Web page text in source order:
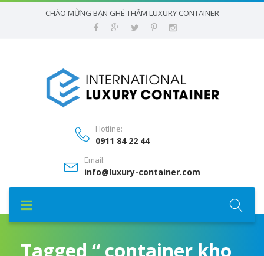
CHÀO MỪNG BẠN GHÉ THĂM LUXURY CONTAINER
Hotline:
0911 84 22 44
Email:
info@luxury-container.com
Tagged “ container kho